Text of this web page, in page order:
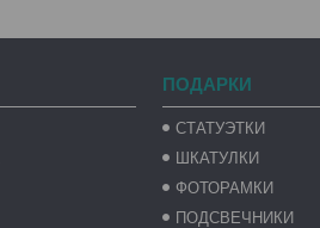
ПОДАРКИ
СТАТУЭТКИ
ШКАТУЛКИ
ФОТОРАМКИ
ПОДСВЕЧНИКИ